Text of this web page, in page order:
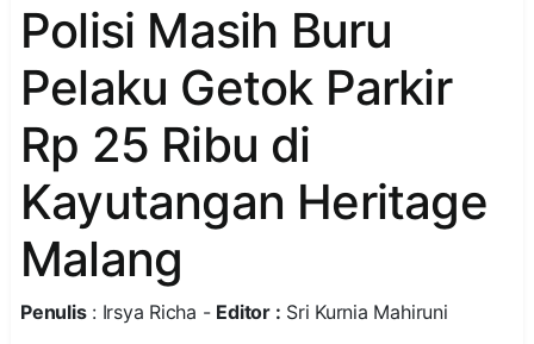
Polisi Masih Buru
Pelaku Getok Parkir
Rp 25 Ribu di
Kayutangan Heritage
Malang
Penulis: Irsya Richa - Editor : Sri Kurnia Mahiruni